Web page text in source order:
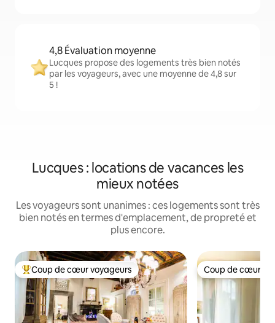
4,8 Évaluation moyenne
Lucques propose des logements très bien notés
par les voyageurs, avec une moyenne de 4,8 sur
5 !
Lucques : locations de vacances les
mieux notées
Les voyageurs sont unanimes : ces logements sont très
bien notés en termes d'emplacement, de propreté et
plus encore.
Coups de cœur voyageurs les plus appréciés
Coup de cœur voyageurs Coup de cœur
Coup de cœur